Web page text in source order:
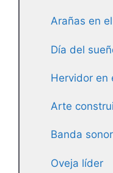
Arañas en
Día del
Hervidor en
Arte
Banda
Oveja líder